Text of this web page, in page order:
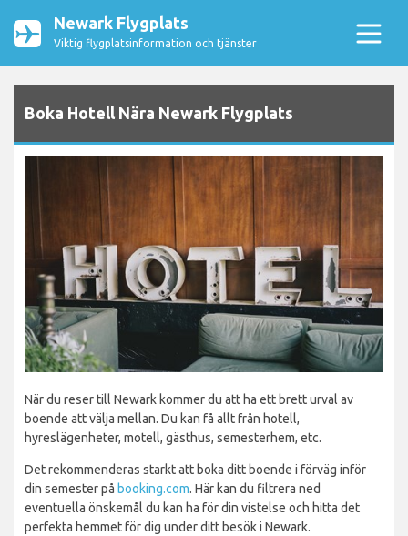
Newark Flygplats
Viktig flygplatsinformation och tjänster
Boka Hotell Nära Newark Flygplats
När du reser till Newark kommer du att ha ett brett urval av
boende att välja mellan. Du kan få allt från hotell,
hyreslägenheter, motell, gästhus, semesterhem, etc.
Det rekommenderas starkt att boka ditt boende i förväg inför
din semester på booking.com. Här kan du filtrera ned
eventuella önskemål du kan ha för din vistelse och hitta det
perfekta hemmet för dig under ditt besök i Newark.